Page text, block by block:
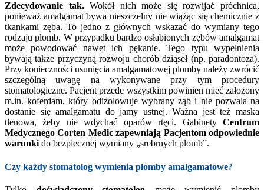
Zdecydowanie tak.Wokół nich może się rozwijać próchnica,
ponieważ amalgamat bywa nieszczelny nie wiążąc się chemicznie z
tkankami zęba. To jedno z głównych wskazać do wymiany tego
rodzaju plomb. W przypadku bardzo osłabionych zębów amalgamat
może powodować nawet ich pękanie. Tego typu wypełnienia
bywają także przyczyną rozwoju chorób dziąseł (np. paradontoza).
Przy konieczności usunięcia amalgamatowej plomby należy zwrócić
szczególną uwagę na wykonywane przy tym procedury
stomatologiczne. Pacjent przede wszystkim powinien mieć założony
m.in. koferdam, który odizolowuje wybrany ząb i nie pozwala na
dostanie się amalgamatu do jamy ustnej. Ważna jest też maska
tlenowa, żeby nie wdychać oparów rtęci. Gabinety Centrum
Medycznego Corten Medic zapewniają Pacjentom odpowiednie
warunki do bezpiecznej wymiany „srebrnych plomb”.
Czy każdy stomatolog wymienia plomby amalgamatowe?